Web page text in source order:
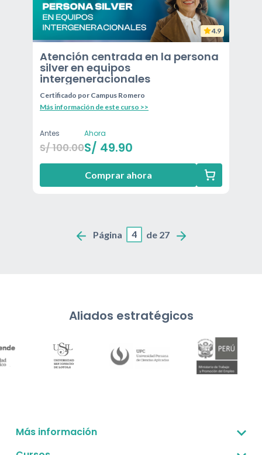
4.9
Atención centrada en la persona
silver en equipos
intergeneracionales
Certificado por Campus Romero
Más información de este curso >>
Antes
S/100.00
Ahora
S/ 49.90
Comprar ahora
Página 4 de 27
Aliados estratégicos
Más información
Sobre nosotros